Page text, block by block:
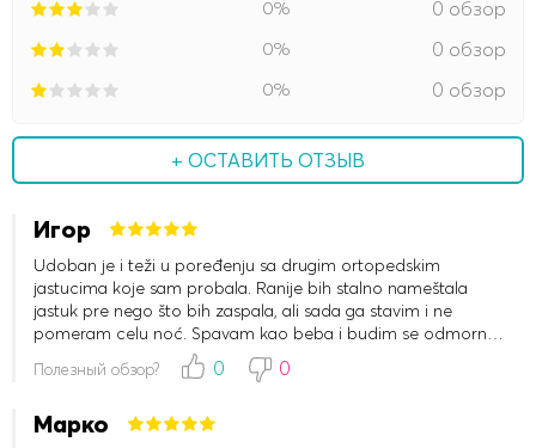
0% 0 обзор
0% 0 обзор
0% 0 обзор
+ ОСТАВИТЬ ОТЗЫВ
Игор
Udoban je i teži u poređenju sa drugim ortopedskim
jastucima koje sam probala. Ranije bih stalno nameštala
jastuk pre nego što bih zaspala, ali sada ga stavim i ne
pomeram celu noć. Spavam kao beba i budim se odmorna.
Ranije bih osećala nelagodnost u vratu i grudima zbog
cervikalne osteohondroze, ali s ovim jastukom osećaj je
Полезный обзор? 0 0
Марко